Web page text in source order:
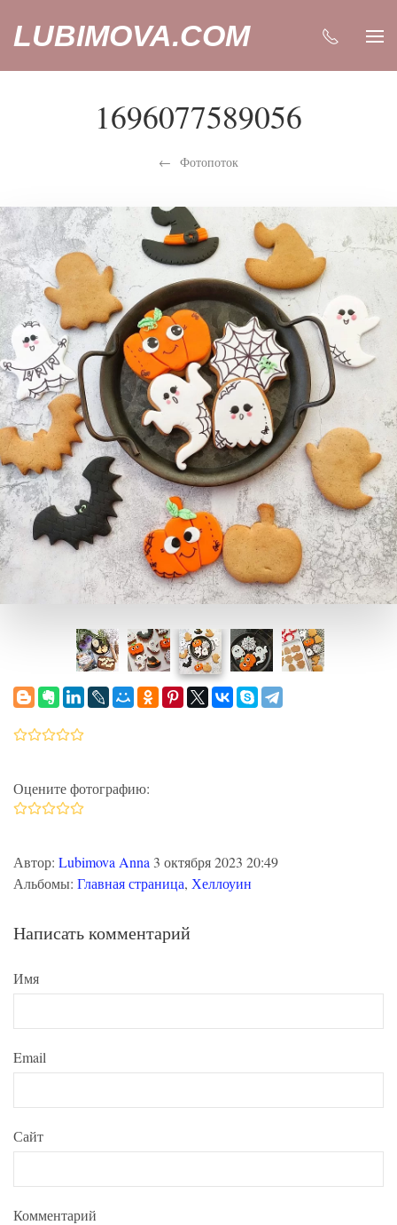
LUBIMOVA.COM
1696077589056
Фотопоток
Оцените фотографию:
Автор: Lubimova Anna 3 октября 2023 20:49
Альбомы: Главная страница, Хеллоуин
Написать комментарий
Имя
Email
Сайт
Комментарий